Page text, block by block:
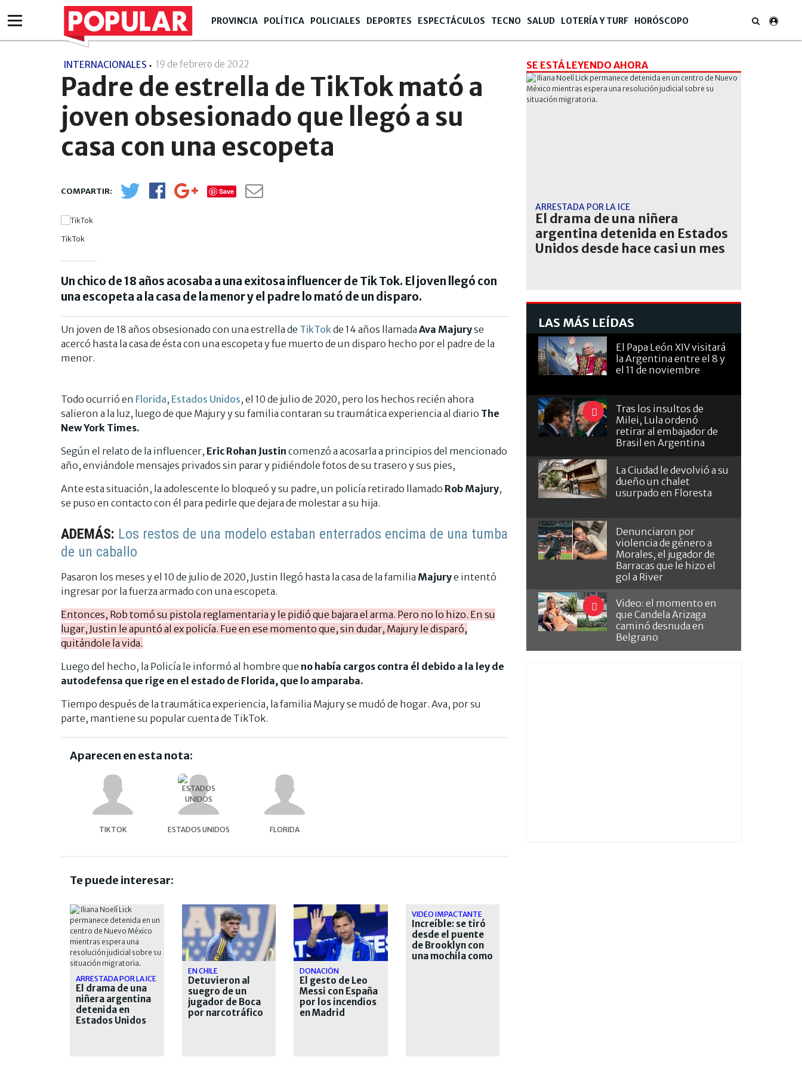
PROVINCIA POLÍTICA POLICIALES DEPORTES ESPECTÁCULOS TECNO SALUD LOTERÍA Y TURF HORÓSCOPO
INTERNACIONALES 19 de febrero de 2022
Padre de estrella de TikTok mató a
joven obsesionado que llegó a su
casa con una escopeta
Save
TikTok
Un chico de 18 años acosaba a una exitosa influencer de Tik Tok. El joven llegó con
una escopeta a la casa de la menor y el padre lo mató de un disparo.
Un joven de 18 años obsesionado con una estrella de TikTokde 14 años llamada Ava Majuryse
acercó hasta la casa de ésta con una escopeta y fue muerto de un disparo hecho por el padre de la
menor.
Todo ocurrió en Florida, Estados Unidos, el 10 de julio de 2020, pero los hechos recién ahora
salieron a la luz, luego de que Majury y su familia contaran su traumática experiencia al diario The
New York Times.
Según el relato de la influencer, Eric Rohan Justin comenzó a acosarla a principios del mencionado
año, enviándole mensajes privados sin parar y pidiéndole fotos de su trasero y sus pies,
Ante esta situación, la adolescente lo bloqueó y su padre, un policía retirado llamado Rob Majury,
se puso en contacto con él para pedirle que dejara de molestar a su hija.
ADEMÁS: Los restos de una modelo estaban enterrados encima de una tumba
de un caballo
Pasaron los meses y el 10 de julio de 2020, Justin llegó hasta la casa de la familia Majurye intentó
ingresar por la fuerza armado con una escopeta.
Entonces, Rob tomó su pistola reglamentaria y le pidió que bajara el arma. Pero no lo hizo. En su
lugar, Justin le apuntó al ex policía. Fue en ese momento que, sin dudar, Majury le disparó,
quitándole la vida.
Luego del hecho, la Policía le informó al hombre que no había cargos contra él debido a la ley de
autodefensa que rige en el estado de Florida, que lo amparaba.
Tiempo después de la traumática experiencia, la familia Majury se mudó de hogar. Ava, por su
parte, mantiene su popular cuenta de TikTok.
Aparecen en esta nota:
TIKTOK ESTADOS UNIDOS FLORIDA
Te puede interesar:
ARRESTADA POR LA ICE
El drama de una
niñera argentina
detenida en
Estados Unidos
EN CHILE
Detuvieron al
suegro de un
jugador de Boca
por narcotráfico
DONACIÓN
El gesto de Leo
Messi con España
por los incendios
en Madrid
VIDEO IMPACTANTE
Increíble: se tiró
desde el puente
de Brooklyn con
una mochila como
SE ESTÁ LEYENDO AHORA
ARRESTADA POR LA ICE
El drama de una niñera
argentina detenida en Estados
Unidos desde hace casi un mes
LAS MÁS LEÍDAS
El Papa León XIV visitará
la Argentina entre el 8 y
el 11 de noviembre
Tras los insultos de
Milei, Lula ordenó
retirar al embajador de
Brasil en Argentina
La Ciudad le devolvió a su
dueño un chalet
usurpado en Floresta
Denunciaron por
violencia de género a
Morales, el jugador de
Barracas que le hizo el
gol a River
Video: el momento en
que Candela Arizaga
caminó desnuda en
Belgrano